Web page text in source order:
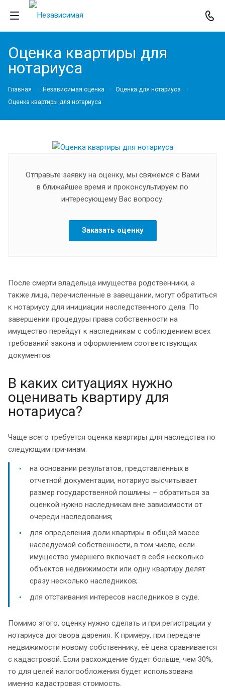
Оценка квартиры для
нотариуса
Главная Независимая оценка
Оценка для нотариуса
Оценка квартиры для нотариуса
Отправьте заявку на оценку, мы свяжемся с Вами
в ближайшее время и проконсультируем по
интересующему Вас вопросу.
Заказать оценку
После смерти владельца имущества родственники, а
также лица, перечисленные в завещании, могут обратиться
к нотариусу для инициации наследственного дела. По
завершении процедуры права собственности на
имущество перейдут к наследникам с соблюдением всех
требований закона и оформлением соответствующих
документов.
В каких ситуациях нужно
оценивать квартиру для
нотариуса?
Чаще всего требуется оценка квартиры для наследства по
следующим причинам:
на основании результатов, представленных в
отчетной документации, нотариус высчитывает
размер государственной пошлины – обратиться за
оценкой нужно наследникам вне зависимости от
очереди наследования;
для определения доли квартиры в общей массе
наследуемой собственности, в том числе, если
имущество умершего включает в себя несколько
объектов недвижимости или одну квартиру делят
сразу несколько наследников;
для отстаивания интересов наследников в суде.
Помимо этого, оценку нужно сделать и при регистрации у
нотариуса договора дарения. К примеру, при передаче
недвижимости новому собственнику, её цена сравнивается
с кадастровой. Если расхождение будет больше, чем 30%,
то для целей налогообложения будет использована
именно кадастровая стоимость.